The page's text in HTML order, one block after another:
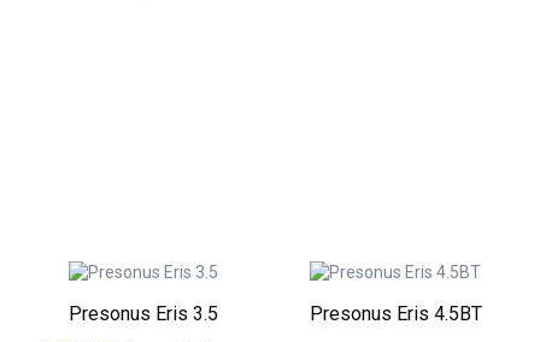
Presonus Eris 3.5 Presonus Eris 4.5BT